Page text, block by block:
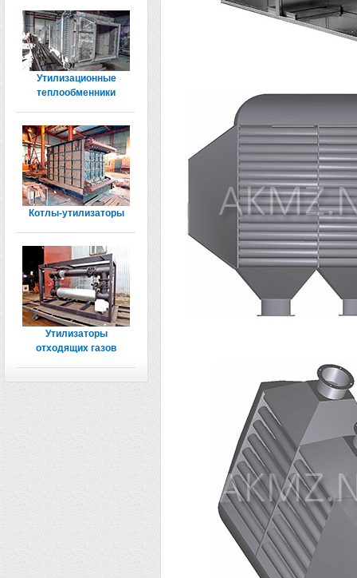
Утилизационные
теплообменники
Котлы-утилизаторы
Утилизаторы
отходящих газов